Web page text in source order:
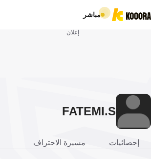
مباشر
إعلان
S.
FATEMI
إحصائيات مسيرة الاحتراف